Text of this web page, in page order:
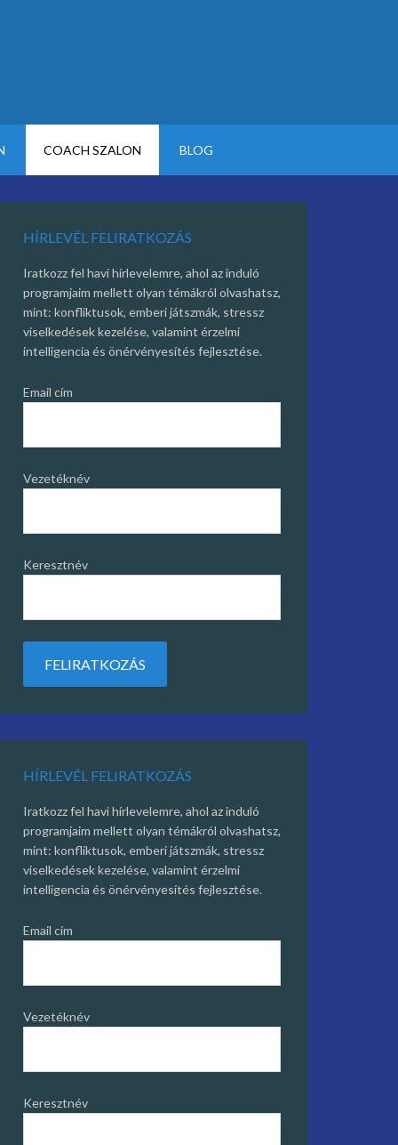
COACH SZALON BLOG
HÍRLEVÉL FELIRATKOZÁS
Iratkozz fel havi hírlevelemre, ahol az induló
programjaim mellett olyan témákról olvashatsz,
mint: konfliktusok, emberi játszmák, stressz
viselkedések kezelése, valamint érzelmi
intelligencia és önérvényesítés fejlesztése.
Email cím
Vezetéknév
Keresztnév
HÍRLEVÉL FELIRATKOZÁS
Iratkozz fel havi hírlevelemre, ahol az induló
programjaim mellett olyan témákról olvashatsz,
mint: konfliktusok, emberi játszmák, stressz
viselkedések kezelése, valamint érzelmi
intelligencia és önérvényesítés fejlesztése.
Email cím
Vezetéknév
Keresztnév